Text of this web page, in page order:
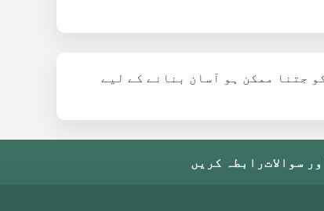
جتنا ممکن ہو آسان بنانے کے لیے
سوالاترابطہ کریں